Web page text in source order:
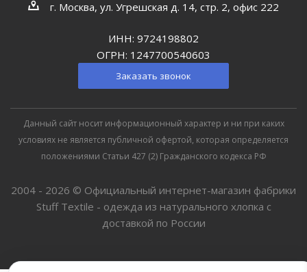
г. Москва, ул. Угрешская д. 14, стр. 2, офис 222
ИНН: 9724198802
ОГРН: 1247700540603
Заказать звонок
Данный сайт носит информационный характер и ни при каких
условиях не является публичной офертой, которая определяется
положениями Статьи 427 (2) Гражданского кодекса РФ
2004 - 2026 © Официальный интернет-магазин фабрики
Stuff Textile - одежда из натурального хлопка с
доставкой по России